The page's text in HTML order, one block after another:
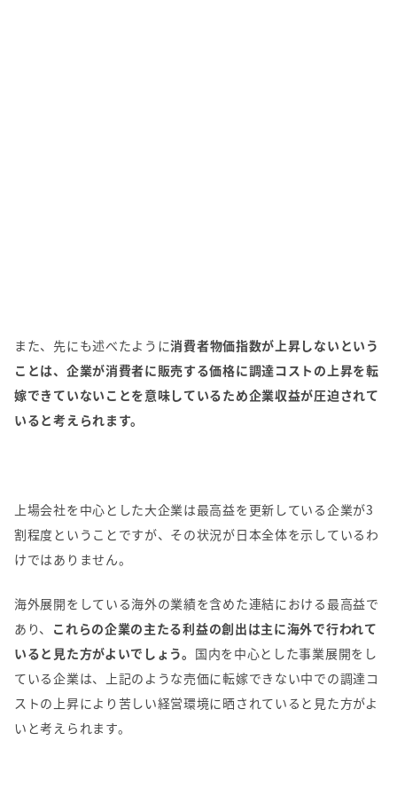
また、先にも述べたように消費者物価指数が上昇しないという
ことは、企業が消費者に販売する価格に調達コストの上昇を転
嫁できていないことを意味しているため企業収益が圧迫されて
いると考えられます。
上場会社を中心とした大企業は最高益を更新している企業が3
割程度ということですが、その状況が日本全体を示しているわ
けではありません。
海外展開をしている海外の業績を含めた連結における最高益で
あり、 これらの企業の主たる利益の創出は主に海外で行われて
いると見た方がよいでしょう。 国内を中心とした事業展開をし
ている企業は、上記のような売価に転嫁できない中での調達コ
ストの上昇により苦しい経営環境に晒されていると見た方がよ
いと考えられます。